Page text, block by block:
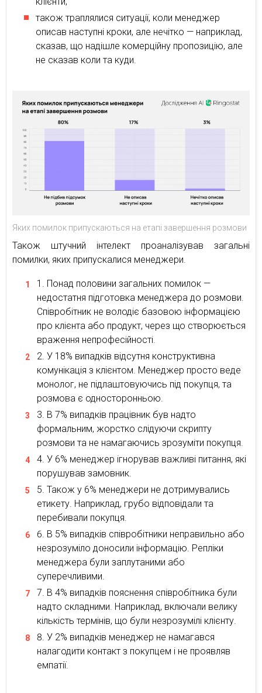
також траплялися ситуації, коли менеджер
описав наступні кроки, але нечітко — наприклад,
сказав, що надішле комерційну пропозицію, але
не сказав коли та куди.
Яких помилок припускаються на етапі завершення розмови
Також штучний інтелект проаналізував загальні
помилки, яких припускалися менеджери.
Понад половини загальних помилок —
недостатня підготовка менеджера до розмови.
Співробітник не володіє базовою інформацією
про клієнта або продукт, через що створюється
враження непрофесійності.
У 18% випадків відсутня конструктивна
комунікація з клієнтом. Менеджер просто веде
монолог, не підлаштовуючись під покупця, та
розмова є односторонньою.
В 7% випадків працівник був надто
формальним, жорстко слідуючи скрипту
розмови та не намагаючись зрозуміти покупця.
У 6% менеджер ігнорував важливі питання, які
порушував замовник.
Також у 6% менеджери не дотримувались
етикету. Наприклад, грубо відповідали та
перебивали покупця.
В 5% випадків співробітники неправильно або
незрозуміло доносили інформацію. Репліки
менеджера були заплутаними або
суперечливими.
В 4% випадків пояснення співробітника були
надто складними. Наприклад, включали велику
кількість термінів, що були незрозумілі клієнту.
У 2% випадків менеджер не намагався
налагодити контакт з покупцем і не проявляв
емпатії.